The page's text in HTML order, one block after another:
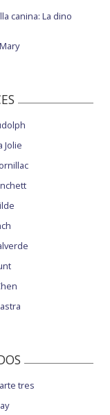
canina: La dino
Jolie
tres